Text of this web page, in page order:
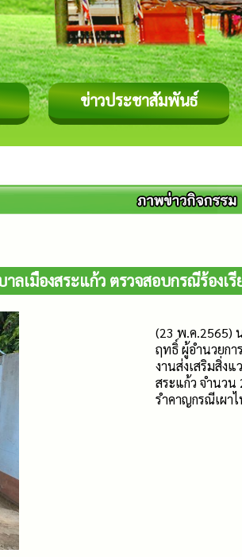
ข่าวประชาสัมพันธ์
าลเมืองสระแก้ว ตรวจสอบกรณีร้อง
(23 พ.ค.2565)
ฤทธิ์ ผู้อำนวยกา
งานส่งเสริมสิ่ง
สระแก้ว จำนวน
รำคาญกรณีเผา